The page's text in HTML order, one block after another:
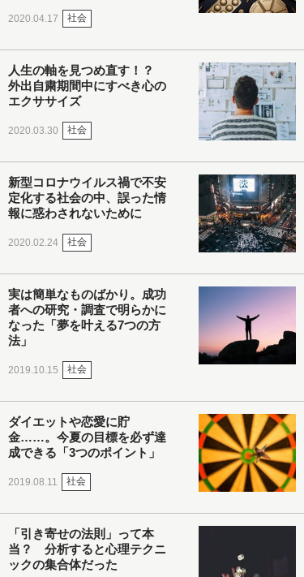
2020.04.17 社会
人生の軸を見つめ直す！？
外出自粛期間中にすべき心の
エクササイズ
2020.03.30 社会
新型コロナウイルス禍で不安
定化する社会の中、誤った情
報に惑わされないために
2020.02.24 社会
実は簡単なものばかり。成功
者への研究・調査で明らかに
なった「夢を叶える7つの方
法」
2019.10.15 社会
ダイエットや恋愛に貯
金……。今夏の目標を必ず達
成できる「3つのポイント」
2019.08.11 社会
「引き寄せの法則」って本
当？ 分析すると心理テクニ
ックの集合体だった